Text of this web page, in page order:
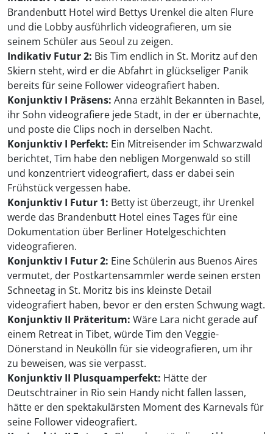
Brandenbutt Hotel wird Bettys Urenkel die alten Flure
und die Lobby ausführlich videografieren, um sie
seinem Schüler aus Seoul zu zeigen.
Indikativ Futur 2: Bis Tim endlich in St. Moritz auf den
Skiern steht, wird er die Abfahrt in glückseliger Panik
bereits für seine Follower videografiert haben.
Konjunktiv I Präsens: Anna erzählt Bekannten in Basel,
ihr Sohn videografiere jede Stadt, in der er übernachte,
und poste die Clips noch in derselben Nacht.
Konjunktiv I Perfekt: Ein Mitreisender im Schwarzwald
berichtet, Tim habe den nebligen Morgenwald so still
und konzentriert videografiert, dass er dabei sein
Frühstück vergessen habe.
Konjunktiv I Futur 1: Betty ist überzeugt, ihr Urenkel
werde das Brandenbutt Hotel eines Tages für eine
Dokumentation über Berliner Hotelgeschichten
videografieren.
Konjunktiv I Futur 2: Eine Schülerin aus Buenos Aires
vermutet, der Postkartensammler werde seinen ersten
Schneetag in St. Moritz bis ins kleinste Detail
videografiert haben, bevor er den ersten Schwung wagt.
Konjunktiv II Präteritum: Wäre Lara nicht gerade auf
einem Retreat in Tibet, würde Tim den Veggie-
Dönerstand in Neukölln für sie videografieren, um ihr
zu beweisen, was sie verpasst.
Konjunktiv II Plusquamperfekt: Hätte der
Deutschtrainer in Rio sein Handy nicht fallen lassen,
hätte er den spektakulärsten Moment des Karnevals für
seine Follower videografiert.